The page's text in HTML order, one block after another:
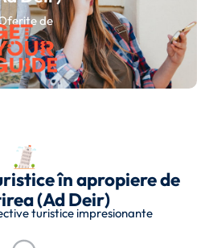
de
în apropiere de
(Ad Deir)
turistice impresionante